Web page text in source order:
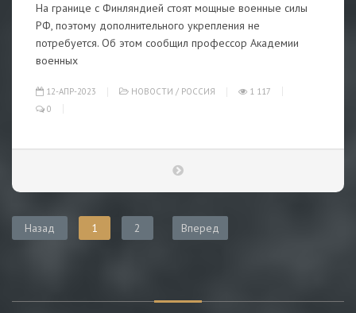
На границе с Финляндией стоят мощные военные силы
РФ, поэтому дополнительного укрепления не
потребуется. Об этом сообщил профессор Академии
военных
12-АПР-2023 НОВОСТИ / РОССИЯ
1 117
0
Назад 1 2 Вперед